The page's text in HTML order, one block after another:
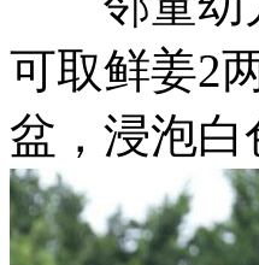
可取鲜姜2
盆，浸泡